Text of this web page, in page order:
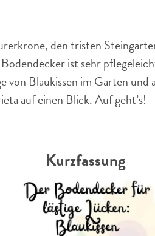
den tristen
ist sehr
von Blaukissen im Garten
auf einen Blick. Auf geht’s!
Kurzfassung